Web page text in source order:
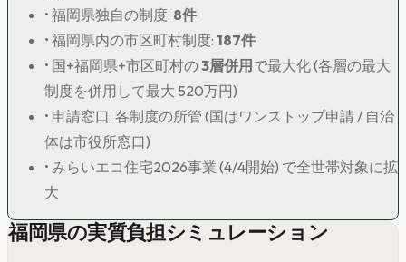
• 福岡県独自の制度: 8件
• 福岡県内の市区町村制度: 187件
• 国+福岡県+市区町村の3層併用 で最大化 (各層の最大
制度を併用して最大 520万円)
• 申請窓口: 各制度の所管 (国はワンストップ申請 / 自治
体は市役所窓口)
• みらいエコ住宅2026事業 (4/4開始) で全世帯対象に拡
大
福岡県の実質負担シミュレーション